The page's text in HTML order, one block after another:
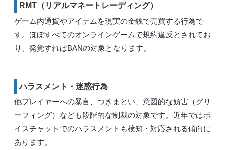
RMT（リアルマネートレーディング）
ゲーム内通貨やアイテムを現実の金銭で売買する行為で
す。ほぼすべてのオンラインゲームで規約違反とされてお
り、発覚すればBANの対象となります。
ハラスメント・迷惑行為
他プレイヤーへの暴言、つきまとい、意図的な妨害（グリ
ーフィング）なども段階的な制裁の対象です。近年ではボ
イスチャットでのハラスメントも検知・対応される傾向に
あります。